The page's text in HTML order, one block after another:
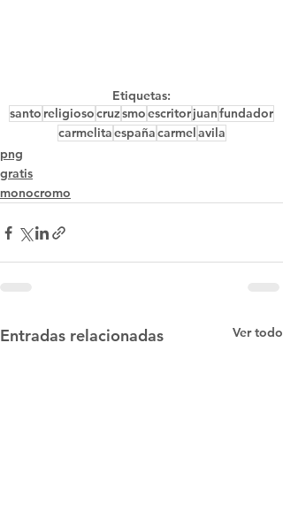
Etiquetas:
santo religiosocruzsmoescritorjuanfundador
carmelitaespañacarmelavila
png
gratis
monocromo
Entradas relacionadas Ver todo